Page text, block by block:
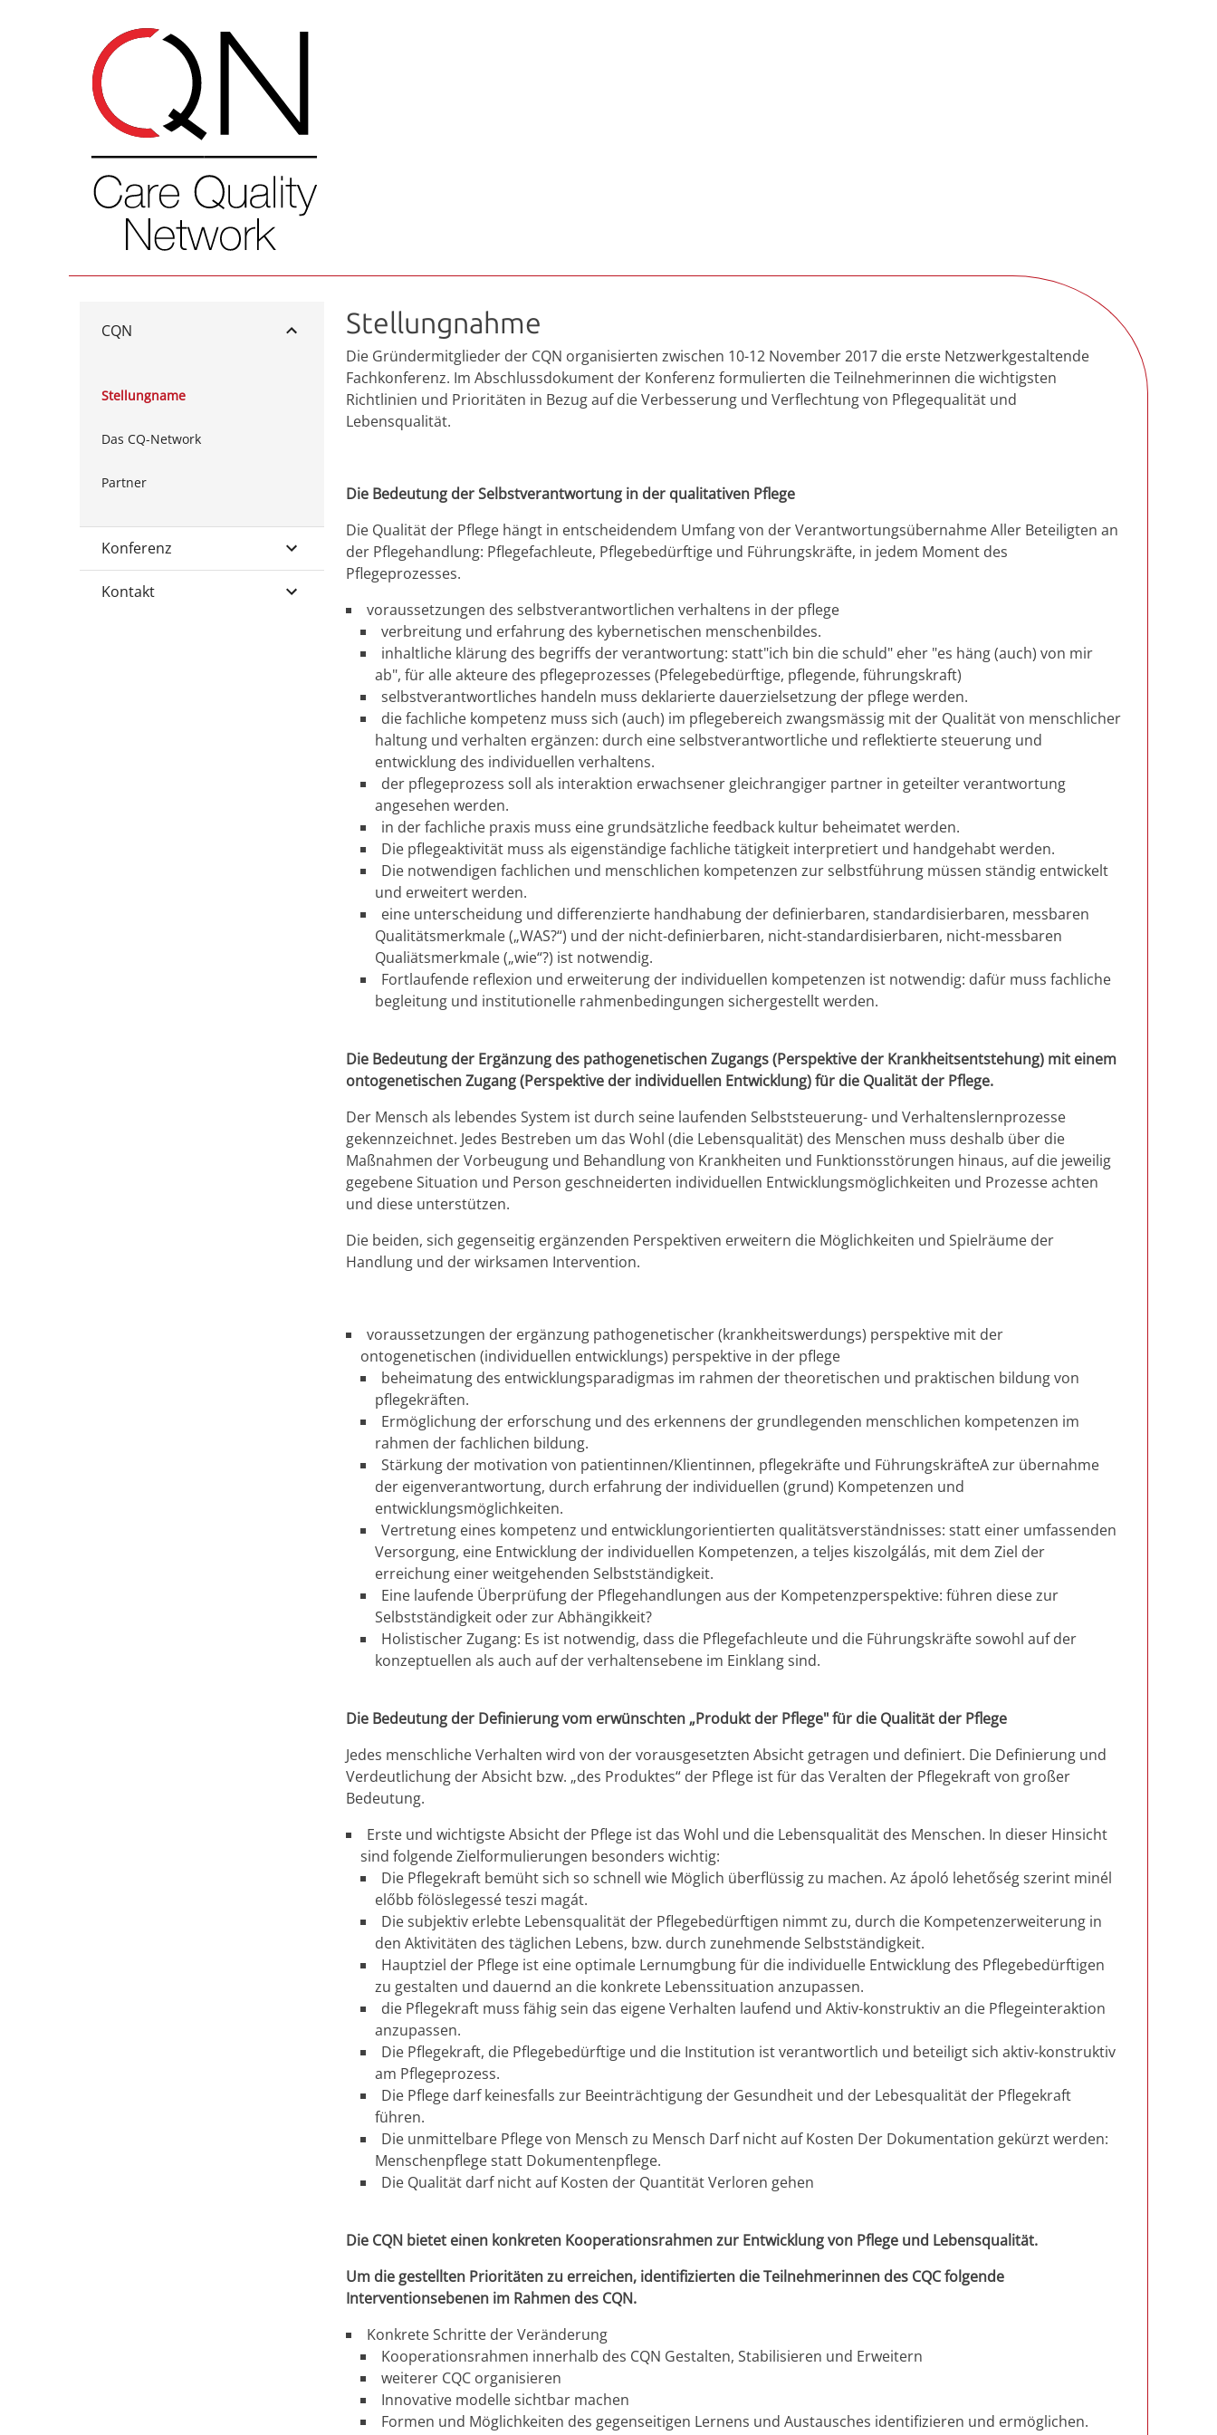
CQN
Stellungname
Das CQ-Network
Partner
Konferenz
Kontakt
Stellungnahme
Die Gründermitglieder der CQN organisierten zwischen 10-12 November 2017 die erste Netzwerkgestaltende
Fachkonferenz. Im Abschlussdokument der Konferenz formulierten die Teilnehmerinnen die wichtigsten
Richtlinien und Prioritäten in Bezug auf die Verbesserung und Verflechtung von Pflegequalität und
Lebensqualität.
Die Bedeutung der Selbstverantwortung in der qualitativen Pflege
Die Qualität der Pflege hängt in entscheidendem Umfang von der Verantwortungsübernahme Aller Beteiligten an
der Pflegehandlung: Pflegefachleute, Pflegebedürftige und Führungskräfte, in jedem Moment des
Pflegeprozesses.
voraussetzungen des selbstverantwortlichen verhaltens in der pflege
verbreitung und erfahrung des kybernetischen menschenbildes.
inhaltliche klärung des begriffs der verantwortung: statt"ich bin die schuld" eher "es häng (auch) von mir
ab", für alle akteure des pflegeprozesses (Pfelegebedürftige, pflegende, führungskraft)
selbstverantwortliches handeln muss deklarierte dauerzielsetzung der pflege werden.
die fachliche kompetenz muss sich (auch) im pflegebereich zwangsmässig mit der Qualität von menschlicher
haltung und verhalten ergänzen: durch eine selbstverantwortliche und reflektierte steuerung und
entwicklung des individuellen verhaltens.
der pflegeprozess soll als interaktion erwachsener gleichrangiger partner in geteilter verantwortung
angesehen werden.
in der fachliche praxis muss eine grundsätzliche feedback kultur beheimatet werden.
Die pflegeaktivität muss als eigenständige fachliche tätigkeit interpretiert und handgehabt werden.
Die notwendigen fachlichen und menschlichen kompetenzen zur selbstführung müssen ständig entwickelt
und erweitert werden.
eine unterscheidung und differenzierte handhabung der definierbaren, standardisierbaren, messbaren
Qualitätsmerkmale („WAS?“) und der nicht-definierbaren, nicht-standardisierbaren, nicht-messbaren
Qualiätsmerkmale („wie“?) ist notwendig.
Fortlaufende reflexion und erweiterung der individuellen kompetenzen ist notwendig: dafür muss fachliche
begleitung und institutionelle rahmenbedingungen sichergestellt werden.
Die Bedeutung der Ergänzung des pathogenetischen Zugangs (Perspektive der Krankheitsentstehung) mit einem
ontogenetischen Zugang (Perspektive der individuellen Entwicklung) für die Qualität der Pflege.
Der Mensch als lebendes System ist durch seine laufenden Selbststeuerung- und Verhaltenslernprozesse
gekennzeichnet. Jedes Bestreben um das Wohl (die Lebensqualität) des Menschen muss deshalb über die
Maßnahmen der Vorbeugung und Behandlung von Krankheiten und Funktionsstörungen hinaus, auf die jeweilig
gegebene Situation und Person geschneiderten individuellen Entwicklungsmöglichkeiten und Prozesse achten
und diese unterstützen.
Die beiden, sich gegenseitig ergänzenden Perspektiven erweitern die Möglichkeiten und Spielräume der
Handlung und der wirksamen Intervention.
voraussetzungen der ergänzung pathogenetischer (krankheitswerdungs) perspektive mit der
ontogenetischen (individuellen entwicklungs) perspektive in der pflege
beheimatung des entwicklungsparadigmas im rahmen der theoretischen und praktischen bildung von
pflegekräften.
Ermöglichung der erforschung und des erkennens der grundlegenden menschlichen kompetenzen im
rahmen der fachlichen bildung.
Stärkung der motivation von patientinnen/Klientinnen, pflegekräfte und FührungskräfteA zur übernahme
der eigenverantwortung, durch erfahrung der individuellen (grund) Kompetenzen und
entwicklungsmöglichkeiten.
Vertretung eines kompetenz und entwicklungorientierten qualitätsverständnisses: statt einer umfassenden
Versorgung, eine Entwicklung der individuellen Kompetenzen, a teljes kiszolgálás, mit dem Ziel der
erreichung einer weitgehenden Selbstständigkeit.
Eine laufende Überprüfung der Pflegehandlungen aus der Kompetenzperspektive: führen diese zur
Selbstständigkeit oder zur Abhängikkeit?
Holistischer Zugang: Es ist notwendig, dass die Pflegefachleute und die Führungskräfte sowohl auf der
konzeptuellen als auch auf der verhaltensebene im Einklang sind.
Die Bedeutung der Definierung vom erwünschten „Produkt der Pflege" für die Qualität der Pflege
Jedes menschliche Verhalten wird von der vorausgesetzten Absicht getragen und definiert. Die Definierung und
Verdeutlichung der Absicht bzw. „des Produktes“ der Pflege ist für das Veralten der Pflegekraft von großer
Bedeutung.
Erste und wichtigste Absicht der Pflege ist das Wohl und die Lebensqualität des Menschen. In dieser Hinsicht
sind folgende Zielformulierungen besonders wichtig:
Die Pflegekraft bemüht sich so schnell wie Möglich überflüssig zu machen. Az ápoló lehetőség szerint minél
előbb fölöslegessé teszi magát.
Die subjektiv erlebte Lebensqualität der Pflegebedürftigen nimmt zu, durch die Kompetenzerweiterung in
den Aktivitäten des täglichen Lebens, bzw. durch zunehmende Selbstständigkeit.
Hauptziel der Pflege ist eine optimale Lernumgbung für die individuelle Entwicklung des Pflegebedürftigen
zu gestalten und dauernd an die konkrete Lebenssituation anzupassen.
die Pflegekraft muss fähig sein das eigene Verhalten laufend und Aktiv-konstruktiv an die Pflegeinteraktion
anzupassen.
Die Pflegekraft, die Pflegebedürftige und die Institution ist verantwortlich und beteiligt sich aktiv-konstruktiv
am Pflegeprozess.
Die Pflege darf keinesfalls zur Beeinträchtigung der Gesundheit und der Lebesqualität der Pflegekraft
führen.
Die unmittelbare Pflege von Mensch zu Mensch Darf nicht auf Kosten Der Dokumentation gekürzt werden:
Menschenpflege statt Dokumentenpflege.
Die Qualität darf nicht auf Kosten der Quantität Verloren gehen
Die CQN bietet einen konkreten Kooperationsrahmen zur Entwicklung von Pflege und Lebensqualität.
Um die gestellten Prioritäten zu erreichen, identifizierten die Teilnehmerinnen des CQC folgende
Interventionsebenen im Rahmen des CQN.
Konkrete Schritte der Veränderung
Kooperationsrahmen innerhalb des CQN Gestalten, Stabilisieren und Erweitern
weiterer CQC organisieren
Innovative modelle sichtbar machen
Formen und Möglichkeiten des gegenseitigen Lernens und Austausches identifizieren und ermöglichen.